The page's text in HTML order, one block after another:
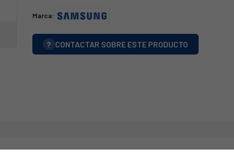
Marca:
? CONTACTAR SOBRE ESTE PRODUCTO